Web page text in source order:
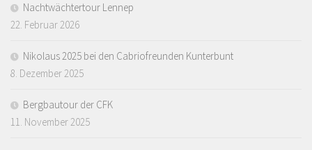
Nachtwächtertour Lennep
22. Februar 2026
Nikolaus 2025 bei den Cabriofreunden Kunterbunt
8. Dezember 2025
Bergbautour der CFK
11. November 2025